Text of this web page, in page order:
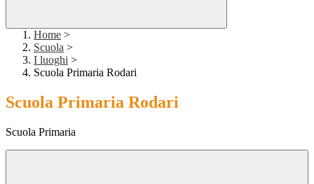
Home >
Scuola >
I luoghi >
Scuola Primaria Rodari
Scuola Primaria Rodari
Scuola Primaria